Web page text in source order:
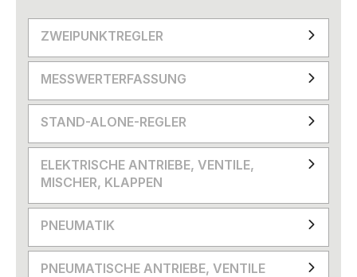
ZWEIPUNKTREGLER
MESSWERTERFASSUNG
STAND-ALONE-REGLER
ELEKTRISCHE ANTRIEBE, VENTILE,
MISCHER, KLAPPEN
PNEUMATIK
PNEUMATISCHE ANTRIEBE, VENTILE